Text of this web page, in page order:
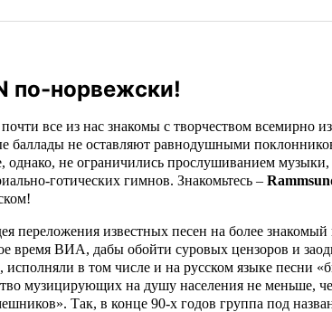
по-норвежски!
все из нас знакомы с творчеством всемирно
баллады не оставляют равнодушными
однако, не ограничились прослушиванием
готических гимнов. Знакомьтесь –
переложения известных песен на более
время ВИА, дабы обойти суровых цензоров и
исполняли в том числе и на русском языке песни
музицирующих на душу населения не меньше,
Так, в конце 90-х годов группа под